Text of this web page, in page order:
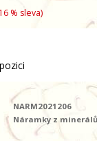
% sleva)
NARM2021206
Náramky z minerálů